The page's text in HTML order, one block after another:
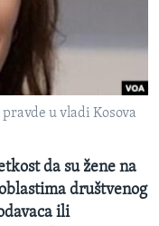
u vladi Kosova
da su žene na
društvenog
ili